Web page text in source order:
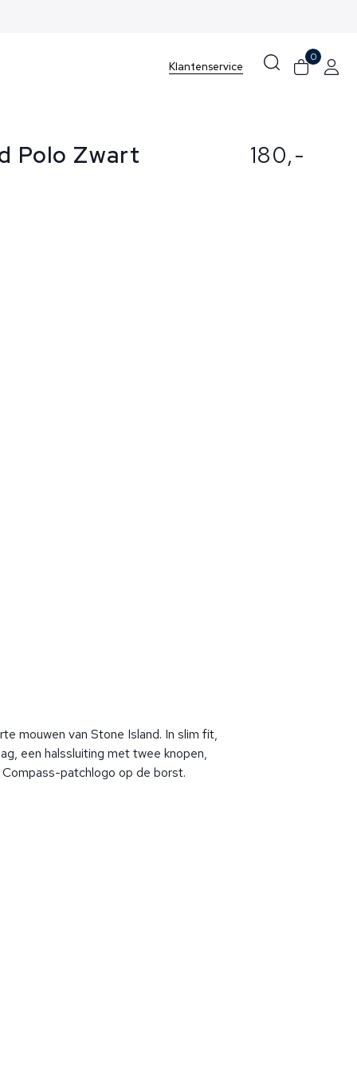
Klantenservice
0
Polo Zwart
mouwen van Stone Island. In slim fit,
een halssluiting met twee knopen,
patchlogo op de borst.
180,-